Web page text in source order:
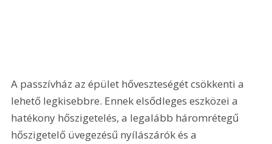
A passzívház az épület hőveszteségét csökkenti a
lehető legkisebbre. Ennek elsődleges eszközei a
hatékony hőszigetelés, a legalább háromrétegű
hőszigetelő üvegezésű nyílászárók és a